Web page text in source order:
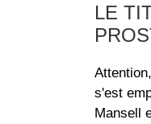
LE
s'est
Mansell